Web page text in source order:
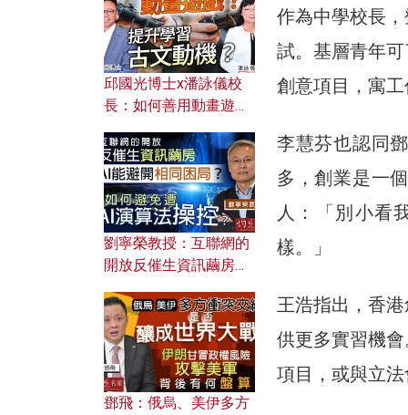
作為中學校長
試。基層青年
創意項目，寓
李慧芬也認同
多，創業是一
人：「別小看
樣。」
王浩指出，香
供更多實習機
項目，或與立
邱國光博士x潘詠儀校
長：如何善用動畫遊戲
劉寧榮教授：互聯網的
開放反催生資訊繭房，
何避免遭AI演算法操
控？
鄧飛：俄烏、美伊多方